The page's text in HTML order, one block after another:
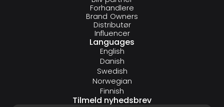
Forhandlere
Brand Owners
Distributør
Influencer
Languages
English
Danish
Swedish
Norwegian
Finnish
Tilmeld nyhedsbrev